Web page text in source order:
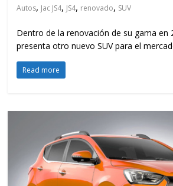
Autos, Jac JS4, JS4, renovado, SUV
Dentro de la renovación de su gama en
presenta otro nuevo SUV para el
Read more